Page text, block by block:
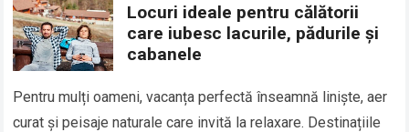
Locuri ideale pentru călătorii
care iubesc lacurile, pădurile și
cabanele
Pentru mulți oameni, vacanța perfectă înseamnă liniște, aer
curat și peisaje naturale care invită la relaxare. Destinațiile